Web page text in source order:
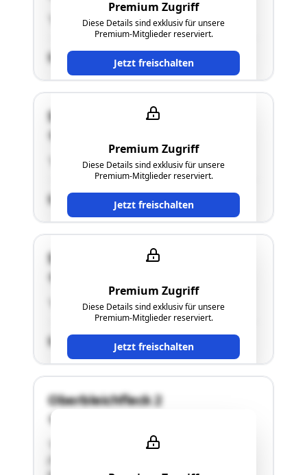
Premium Zugriff
Diese Details sind exklusiv für unsere
Premium-Mitglieder reserviert.
Jetzt freischalten
"siehe Punkt 2.5. des Langgutachtens"
SCHÄTZWERT
Premium Zugriff
Diese Details sind exklusiv für unsere
Premium-Mitglieder reserviert.
Jetzt freischalten
Stadtplatz 36
"siehe Punkt 2.5. des Langgutachtens"
SCHÄTZWERT
Premium Zugriff
Diese Details sind exklusiv für unsere
Premium-Mitglieder reserviert.
Jetzt freischalten
Stadtplatz 36
"siehe Punkt 2.5. des Langgutachtens"
SCHÄTZWERT
Oberbleichfleck 2
"Die Liegenschaft EZ 188 ist zu 548 bzw. 1096
(548 x 2) Mindestanteilen aufgeteilt und es